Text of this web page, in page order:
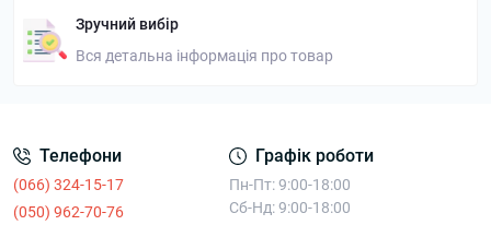
Зручний вибір
Вся детальна інформація про товар
Телефони
(066) 324-15-17
(050) 962-70-76
Графік роботи
Пн-Пт: 9:00-18:00
Сб-Нд: 9:00-18:00